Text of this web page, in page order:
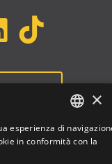
ENGLISH
×
esperienza di
in conformità con la